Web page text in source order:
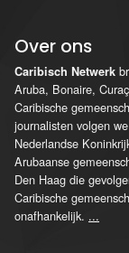
Over ons
Caribisch Netwerk
Aruba, Bonaire,
Caribische
journalisten volgen
Nederlandse
Arubaanse
Den Haag die
Caribische
onafhankelijk. ...